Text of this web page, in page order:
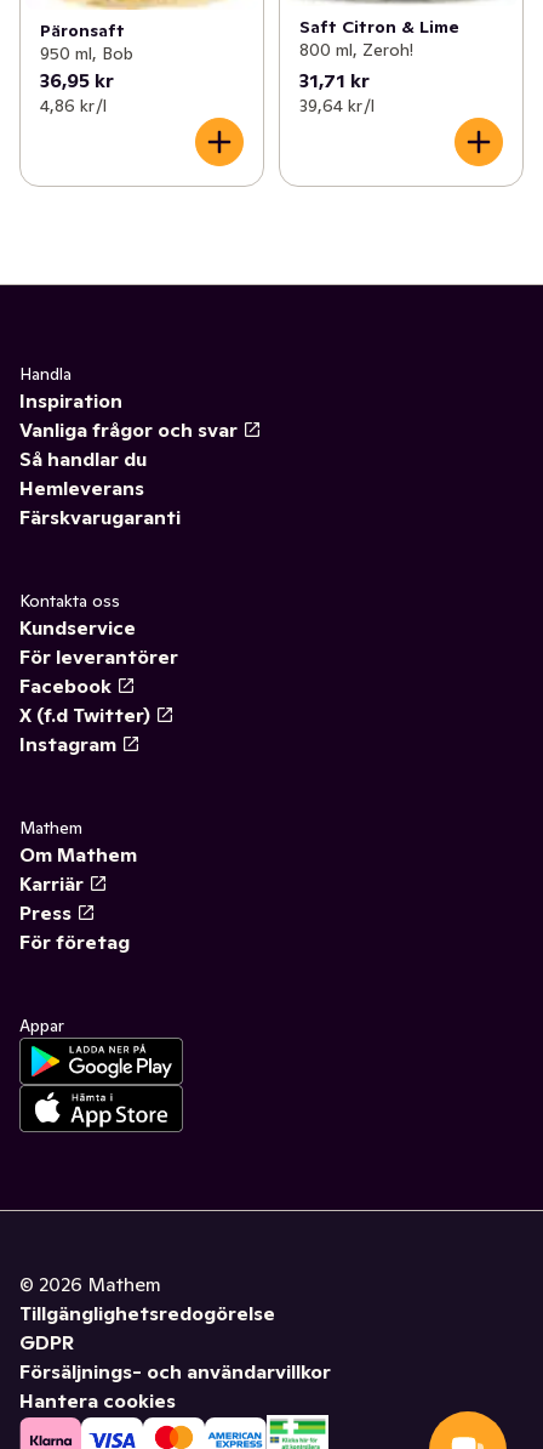
Päronsaft
950 ml, Bob
36,95 kr
4,86 kr /l
Saft Citron & Lime
800 ml, Zeroh!
31,71 kr
39,64 kr /l
Handla
Inspiration
Vanliga frågor och svar
Så handlar du
Hemleverans
Färskvarugaranti
Kontakta oss
Kundservice
För leverantörer
Facebook
X (f.d Twitter)
Instagram
Mathem
Om Mathem
Karriär
Press
För företag
Appar
© 2026 Mathem
Tillgänglighetsredogörelse
GDPR
Försäljnings- och användarvillkor
Hantera cookies